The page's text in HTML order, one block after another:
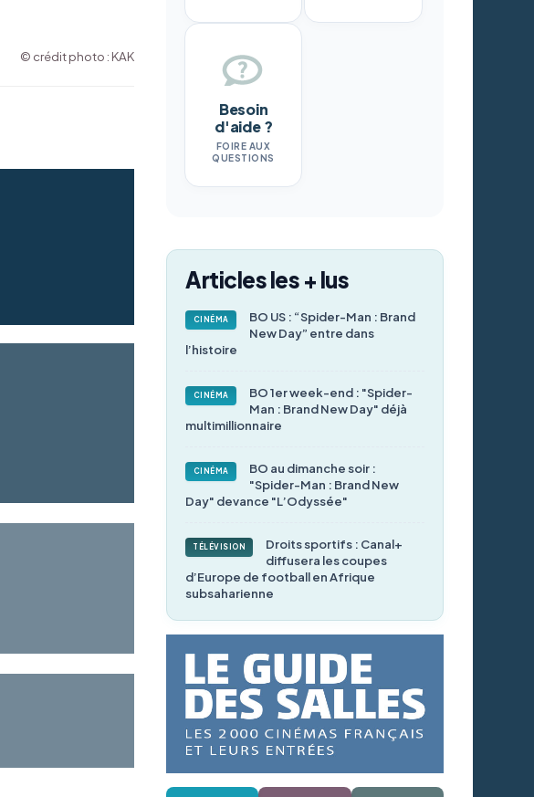
© crédit photo : KAK
Besoin
d'aide ?
FOIRE AUX
QUESTIONS
Articles les + lus
CINÉMA
BO US : “Spider-Man : Brand
New Day” entre dans
l’histoire
CINÉMA
BO 1er week-end : "Spider-
Man : Brand New Day" déjà
multimillionnaire
CINÉMA
BO au dimanche soir :
"Spider-Man : Brand New
Day" devance "L’Odyssée"
TÉLÉVISION
Droits sportifs : Canal+
diffusera les coupes
d’Europe de football en Afrique
subsaharienne